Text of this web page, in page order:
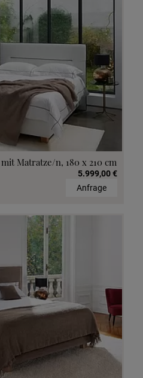
Matratze/n, 180 x 210 cm
5.999,00 €
Anfrage